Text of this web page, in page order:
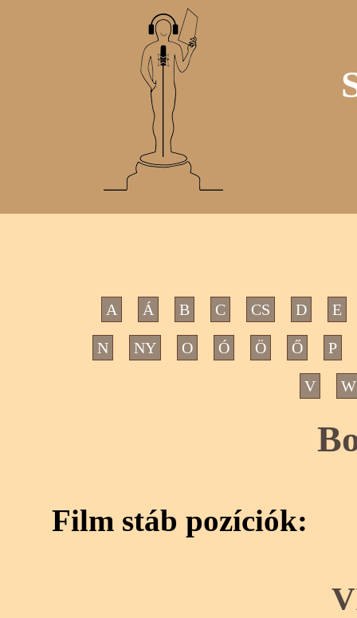
A Á B C CS D E
N NY O Ó Ö Ő P
V W
Film stáb pozíciók: